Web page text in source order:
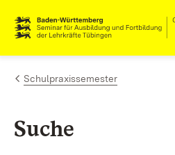
Zum Inhalt springen
Link zur Startseite
Schulpraxissemester
Suche